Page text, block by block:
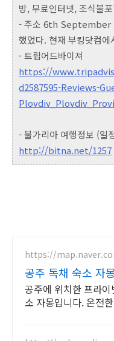
방, 무료인터넷, 조식불
- 주소 6th September
했었다. 현재 부킹닷컴
- 트립어드바이져
https://
d2587595-Reviews-
- 불가리아 여행정보 (일
http://bitna.net/1257
https://
공주 독채 숙소 자
공주에 위치한 프라
소 자몽입니다. 온전